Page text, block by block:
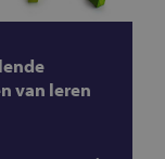
van leren